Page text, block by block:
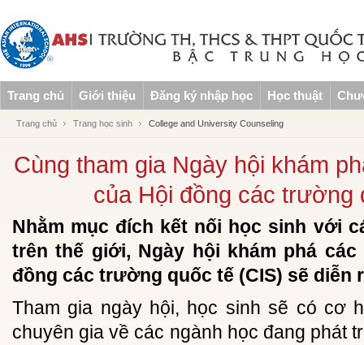
Trang chủ Giới thiệu Đăng ký nhập học Học thuật
Trang chủ Trang học sinh College and University Counseling
Cùng tham gia Ngày hội khám
của Hội đồng các trường
Nhằm mục đích kết nối học sinh với
trên thế giới, Ngày hội khám phá
đồng các trường quốc tế (CIS) sẽ diễn
Tham gia ngày hội, học sinh sẽ có cơ
chuyên gia về các ngành học đang phát